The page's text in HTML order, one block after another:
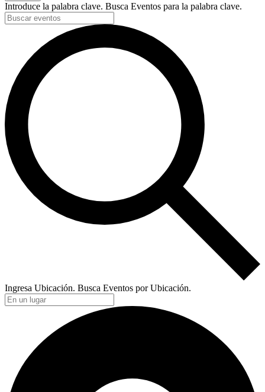
Introduce la palabra clave. Busca Eventos para la palabra clave.
Ingresa Ubicación. Busca Eventos por Ubicación.